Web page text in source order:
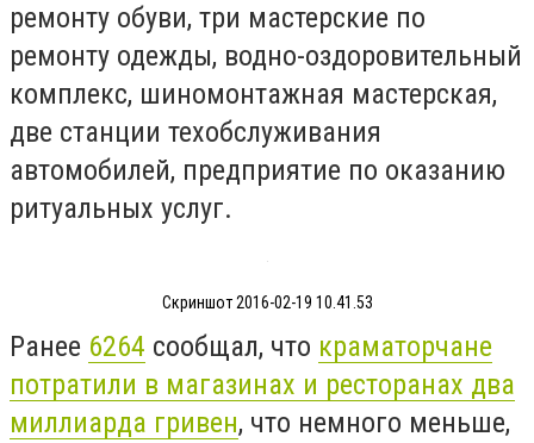
ремонту обуви, три мастерские по
ремонту одежды, водно-оздоровительный
комплекс, шиномонтажная мастерская,
две станции техобслуживания
автомобилей, предприятие по оказанию
ритуальных услуг.
Скриншот 2016-02-19 10.41.53
Ранее 6264 сообщал, что краматорчане
потратили в магазинах и ресторанах два
миллиарда гривен, что немного меньше,